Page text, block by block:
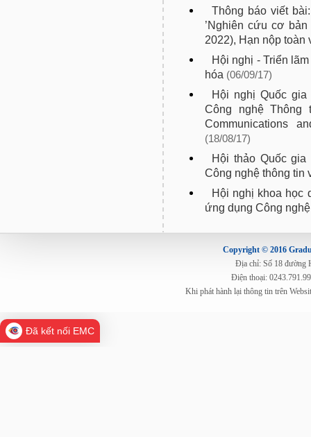
Thông báo viết
’Nghiên cứu cơ
2022), Hạn nộp toàn
Hội nghị - Triển
hóa (06/09/17)
Hội nghị Quốc
Công nghệ Thông
Communications
(18/08/17)
Hội thảo Quốc
Công nghệ thông tin
Hội nghị khoa học
ứng dụng Công nghệ
Copyright © 2016
Địa chỉ: Số 18 đường
Điện thoại:
Khi phát hành lại thông tin trên
Đã kết nối EMC